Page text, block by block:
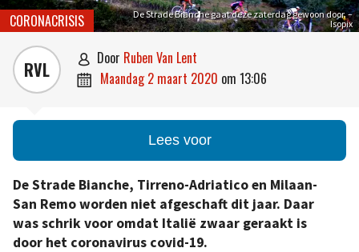
De Strade Bianche gaat deze zaterdag gewoon door. –
Isopix
CORONACRISIS
RVL  door Ruben Van Lent
 maandag 2 maart 2020 om 13:06
Lees voor
De Strade Bianche, Tirreno-Adriatico en Milaan-
San Remo worden niet afgeschaft dit jaar. Daar
was schrik voor omdat Italië zwaar geraakt is
door het coronavirus covid-19.